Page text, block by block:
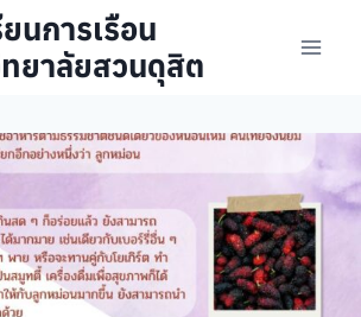
ยนการเรือน
ยาลัยสวนดุสิต